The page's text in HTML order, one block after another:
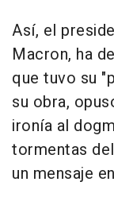
Así, el
Macron, ha
que tuvo su
su obra,
ironía al
tormentas
un mensaje